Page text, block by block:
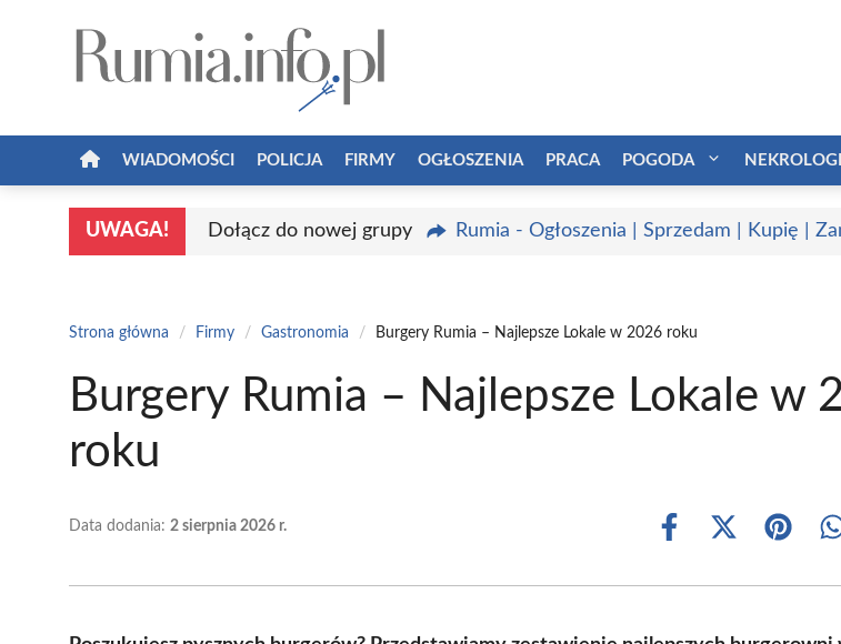
WIADOMOŚCI POLICJA FIRMY OGŁOSZENIA PRACA POGODA NEKROLOGI
UWAGA! Dołącz do nowej grupy Rumia - Ogłoszenia | Sprzedam | Kupię |
Strona główna / Firmy / Gastronomia / Burgery Rumia – Najlepsze Lokale w 2026 roku
Burgery Rumia – Najlepsze Lokale w
roku
Data dodania: 2 sierpnia 2026 r.
Share
Share
(Twitter)
Share